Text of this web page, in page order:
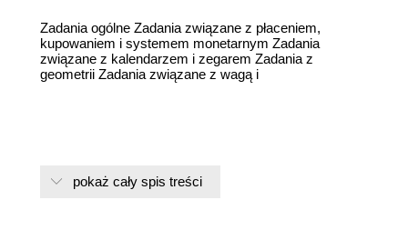
Zadania ogólne Zadania związane z płaceniem,
kupowaniem i systemem monetarnym Zadania
związane z kalendarzem i zegarem Zadania z
geometrii Zadania związane z wagą i
pokaż cały spis treści